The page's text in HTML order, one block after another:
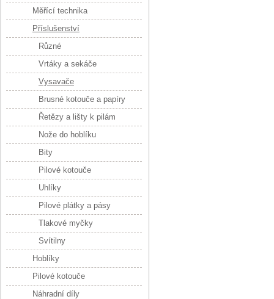
Měřící technika
Příslušenství
Různé
Vrtáky a sekáče
Vysavače
Brusné kotouče a papíry
Řetězy a lišty k pilám
Nože do hoblíku
Bity
Pilové kotouče
Uhlíky
Pilové plátky a pásy
Tlakové myčky
Svítilny
Hoblíky
Pilové kotouče
Náhradní díly